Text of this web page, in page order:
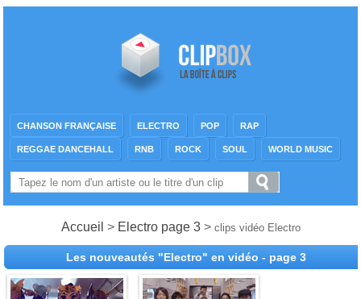
CHANSON FRANÇAISE ELECTRO POP RAP
REGGAE DANCEHALL RNB ROCK SOUL WORLD MUSIC
Accueil > Electro page 3> clips vidéo Electro
Les nouveautés "Electro" en vidéo - page 3